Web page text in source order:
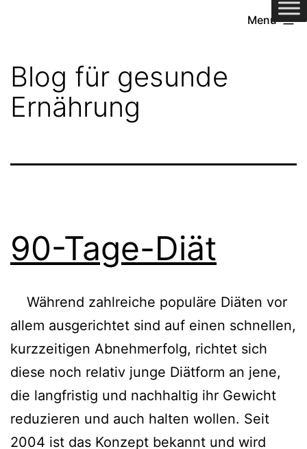
Menü
Blog für gesunde
Ernährung
90-Tage-Diät
Während zahlreiche populäre Diäten vor
allem ausgerichtet sind auf einen schnellen,
kurzzeitigen Abnehmerfolg, richtet sich
diese noch relativ junge Diätform an jene,
die langfristig und nachhaltig ihr Gewicht
reduzieren und auch halten wollen. Seit
2004 ist das Konzept bekannt und wird